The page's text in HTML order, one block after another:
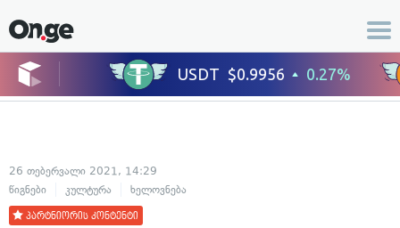
26 თებერვალი 2021, 14:29
წიგნები
კულტურა ხელოვნება
პარტნიორის კონტენტი